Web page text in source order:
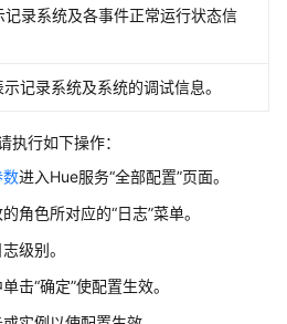
记录系统及各事件正常运行状态信
示记录系统及系统的调试信息。
执行如下操作：
数进入Hue服务“全部配置”页面。
角色所对应的“日志”菜单。
级别。
击“确定”使配置生效。